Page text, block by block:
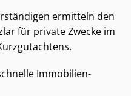
ermitteln den
für private Zwecke im
Immobilien-